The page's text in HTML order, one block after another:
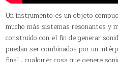
Un instrumento es un objeto
mucho más sistemas resonantes y
construido con el fin de generar
puedan ser combinados por un